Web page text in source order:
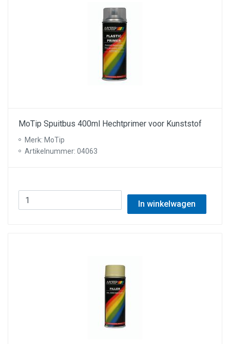
MoTip Spuitbus 400ml Hechtprimer voor Kunststof
Merk: MoTip
Artikelnummer: 04063
In winkelwagen